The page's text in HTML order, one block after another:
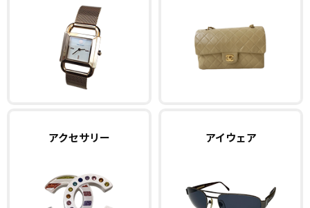
アクセサリー アイウェア